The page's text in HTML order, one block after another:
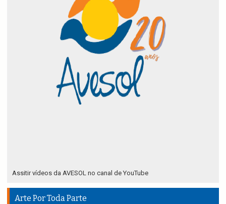
Assitir vídeos da AVESOL no canal de YouTube
Arte Por Toda Parte